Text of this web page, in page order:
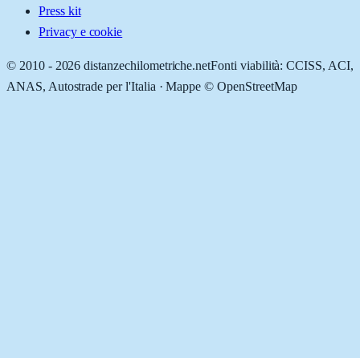
Press kit
Privacy e cookie
© 2010 - 2026 distanzechilometriche.netFonti viabilità: CCISS, ACI,
ANAS, Autostrade per l'Italia · Mappe © OpenStreetMap